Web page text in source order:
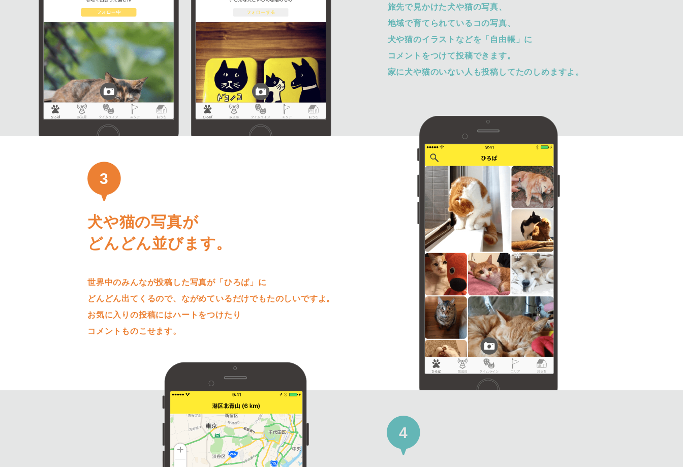
旅先で見かけた犬や猫の写真、
地域で育てられているコの写真、
犬や猫のイラストなどを「自由帳」に
コメントをつけて投稿できます。
家に犬や猫のいない人も投稿してたのしめますよ。
3
犬や猫の写真が
どんどん並びます。
世界中のみんなが投稿した写真が「ひろば」に
どんどん出てくるので、ながめているだけでもたのしいですよ。
お気に入りの投稿にはハートをつけたり
コメントものこせます。
4